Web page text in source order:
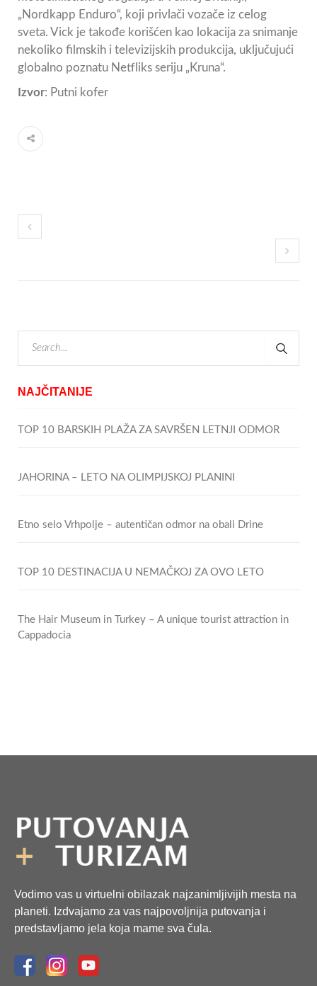
„Nordkapp Enduro“, koji privlači vozače iz celog
sveta. Vick je takođe korišćen kao lokacija za snimanje
nekoliko filmskih i televizijskih produkcija, uključujući
globalno poznatu Netfliks seriju „Kruna“.
Izvor: Putni kofer
NAJČITANIJE
TOP 10 BARSKIH PLAŽA ZA SAVRŠEN LETNJI ODMOR
JAHORINA – LETO NA OLIMPIJSKOJ PLANINI
Etno selo Vrhpolje – autentičan odmor na obali Drine
TOP 10 DESTINACIJA U NEMAČKOJ ZA OVO LETO
The Hair Museum in Turkey – A unique tourist attraction in
Cappadocia
Vodimo vas u virtuelni obilazak najzanimljivijih mesta na
planeti. Izdvajamo za vas najpovoljnija putovanja i
predstavljamo jela koja mame sva čula.